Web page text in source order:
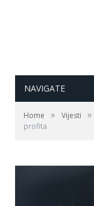
NAVIGATE
Home » Vijesti »
profita